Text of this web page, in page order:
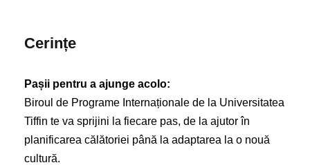
Cerințe
Pașii pentru a ajunge acolo:
Biroul de Programe Internaționale de la Universitatea
Tiffin te va sprijini la fiecare pas, de la ajutor în
planificarea călătoriei până la adaptarea la o nouă
cultură.